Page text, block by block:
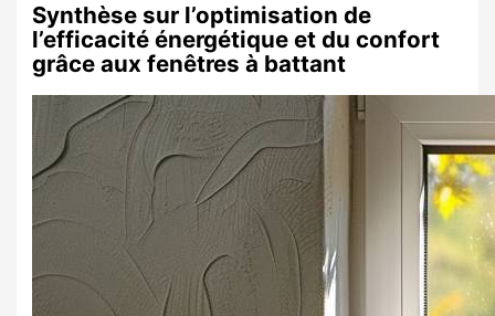
Synthèse sur l’optimisation de
l’efficacité énergétique et du confort
grâce aux fenêtres à battant